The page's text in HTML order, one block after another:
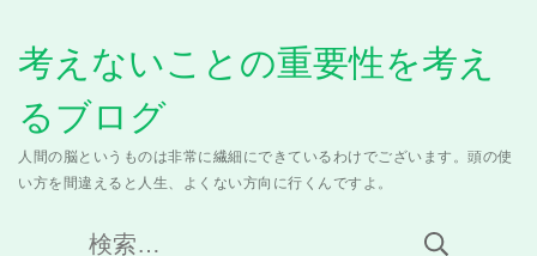
to
content
考えないことの重要性を考え
るブログ
人間の脳というものは非常に繊細にできているわけでございます。頭の使
い方を間違えると人生、よくない方向に行くんですよ。
検